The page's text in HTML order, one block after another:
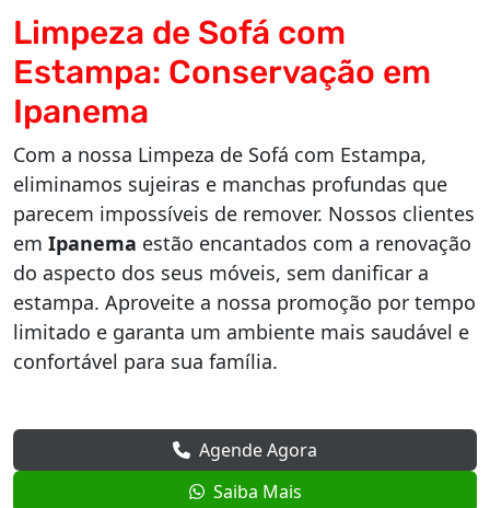
Limpeza de Sofá com
Estampa: Conservação em
Ipanema
Com a nossa Limpeza de Sofá com Estampa,
eliminamos sujeiras e manchas profundas que
parecem impossíveis de remover. Nossos clientes
em Ipanema estão encantados com a renovação
do aspecto dos seus móveis, sem danificar a
estampa. Aproveite a nossa promoção por tempo
limitado e garanta um ambiente mais saudável e
confortável para sua família.
Agende Agora
Saiba Mais